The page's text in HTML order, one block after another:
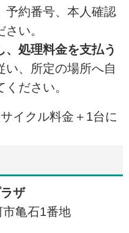
予約番号、本人確認
い。
、処理料金を支払う
い、所定の場所へ自
ださい。
イクル料金＋1台に
ザ
亀石1番地